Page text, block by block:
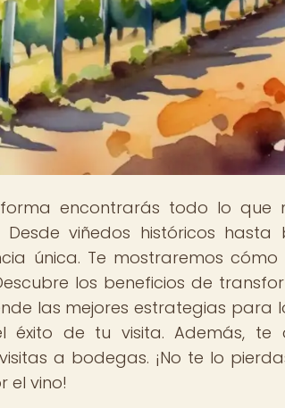
encontrarás todo lo que
viñedos históricos hasta
única. Te mostraremos cómo
los beneficios de
las mejores estrategias para
de tu visita. Además, te
a bodegas. ¡No te lo
el vino!